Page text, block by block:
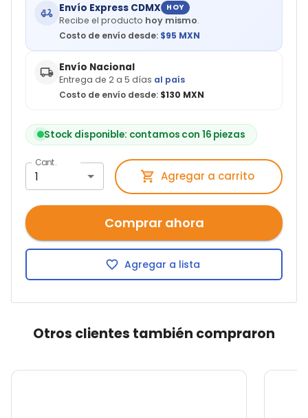
Envío Express CDMX HOY
Recibe el producto hoy mismo.
Costo de envío desde: $95 MXN
Envío Nacional
Entrega de 2 a 5 días al país
Costo de envío desde: $130 MXN
Stock disponible: contamos con 16 piezas
Cant.
1 Agregar a carrito
Comprar ahora
Agregar a lista
Otros clientes también compraron